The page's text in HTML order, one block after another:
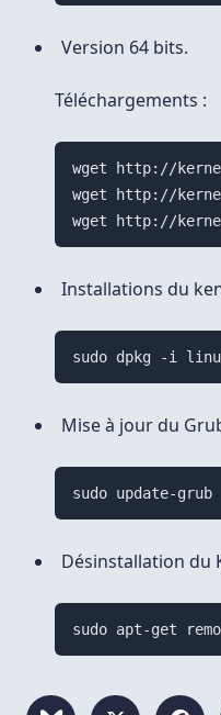
Version 64 bits.
Téléchargements :
wget http://
wget http://
Installations du
Mise à jour du
sudo update-grub
Désinstallation du